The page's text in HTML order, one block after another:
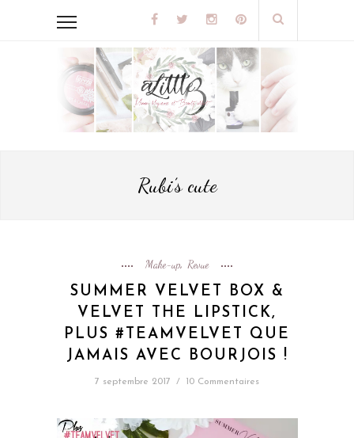
Rubi’s cute
Make-up, Revue
SUMMER VELVET BOX &
VELVET THE LIPSTICK,
PLUS #TEAMVELVET QUE
JAMAIS AVEC BOURJOIS !
7 septembre 2017 / 10 Commentaires